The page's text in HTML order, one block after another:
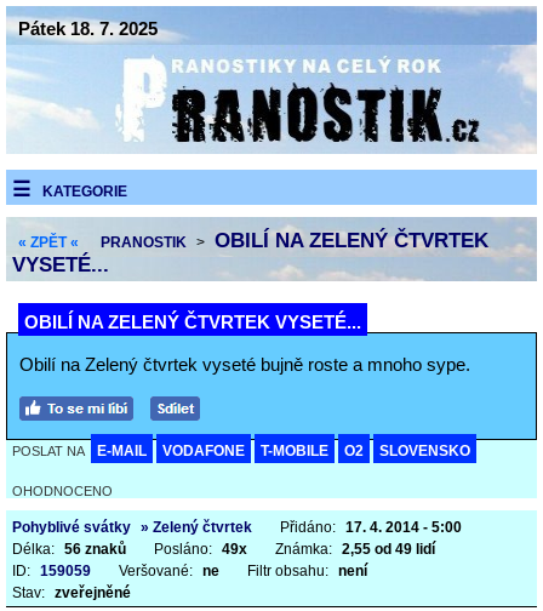
Pátek 18. 7. 2025
KATEGORIE
« ZPĚT « PRANOSTIK > OBILÍ NA ZELENÝ ČTVRTEK
VYSETÉ...
OBILÍ NA ZELENÝ ČTVRTEK VYSETÉ...
Obilí na Zelený čtvrtek vyseté bujně roste a mnoho sype.
POSLAT NA E-MAIL VODAFONE T-MOBILE O2 SLOVENSKO
OHODNOCENO
Pohyblivé svátky » Zelený čtvrtek Přidáno: 17. 4. 2014 - 5:00
Délka: 56 znaků Posláno: 49x Známka: 2,55 od 49 lidí
ID: 159059 Veršované: ne Filtr obsahu: není
Stav: zveřejněné